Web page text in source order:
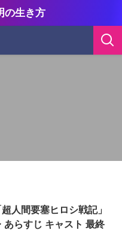
の生き方
人間要塞ヒロシ戦記」
あらすじ キャスト 最終